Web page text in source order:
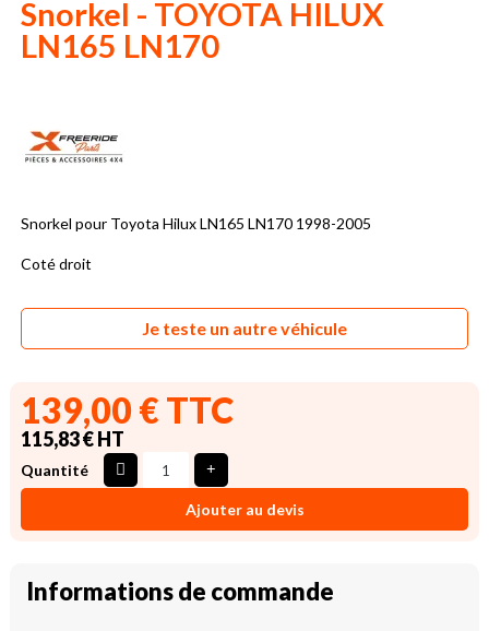
Snorkel - TOYOTA HILUX
LN165 LN170
Snorkel pour Toyota Hilux LN165 LN170 1998-2005
Coté droit
Je teste un autre véhicule
139,00 € TTC
115,83 € HT
Quantité
Ajouter au devis
Informations de commande